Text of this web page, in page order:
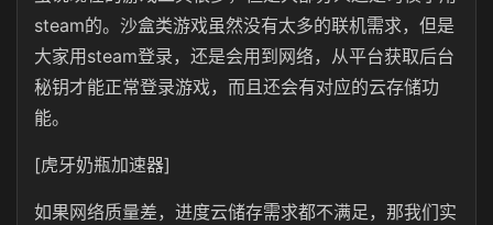
steam的。沙盒类游戏虽然没有太多的联机需求，但是
大家用steam登录，还是会用到网络，从平台获取后台
秘钥才能正常登录游戏，而且还会有对应的云存储功
能。
[虎牙奶瓶加速器]
如果网络质量差，进度云储存需求都不满足，那我们实